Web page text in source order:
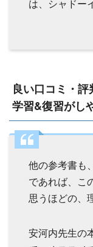
は、シャドー
良い口コミ・
学習&復習がし
他の参考書も
であれば、こ
思うほどの、
安河内先生の